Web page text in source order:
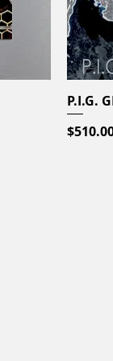
P.I.G.
Price